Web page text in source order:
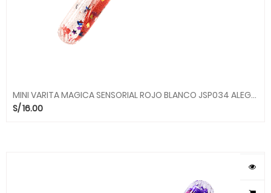
MINI VARITA MAGICA SENSORIAL ROJO BLANCO JSP034 ALEGRIA
S/16.00